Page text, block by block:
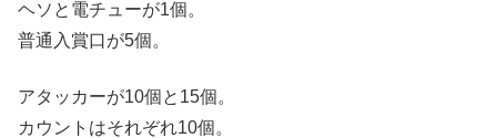
ヘソと電チューが1個。
普通入賞口が5個。
アタッカーが10個と15個。
カウントはそれぞれ10個。